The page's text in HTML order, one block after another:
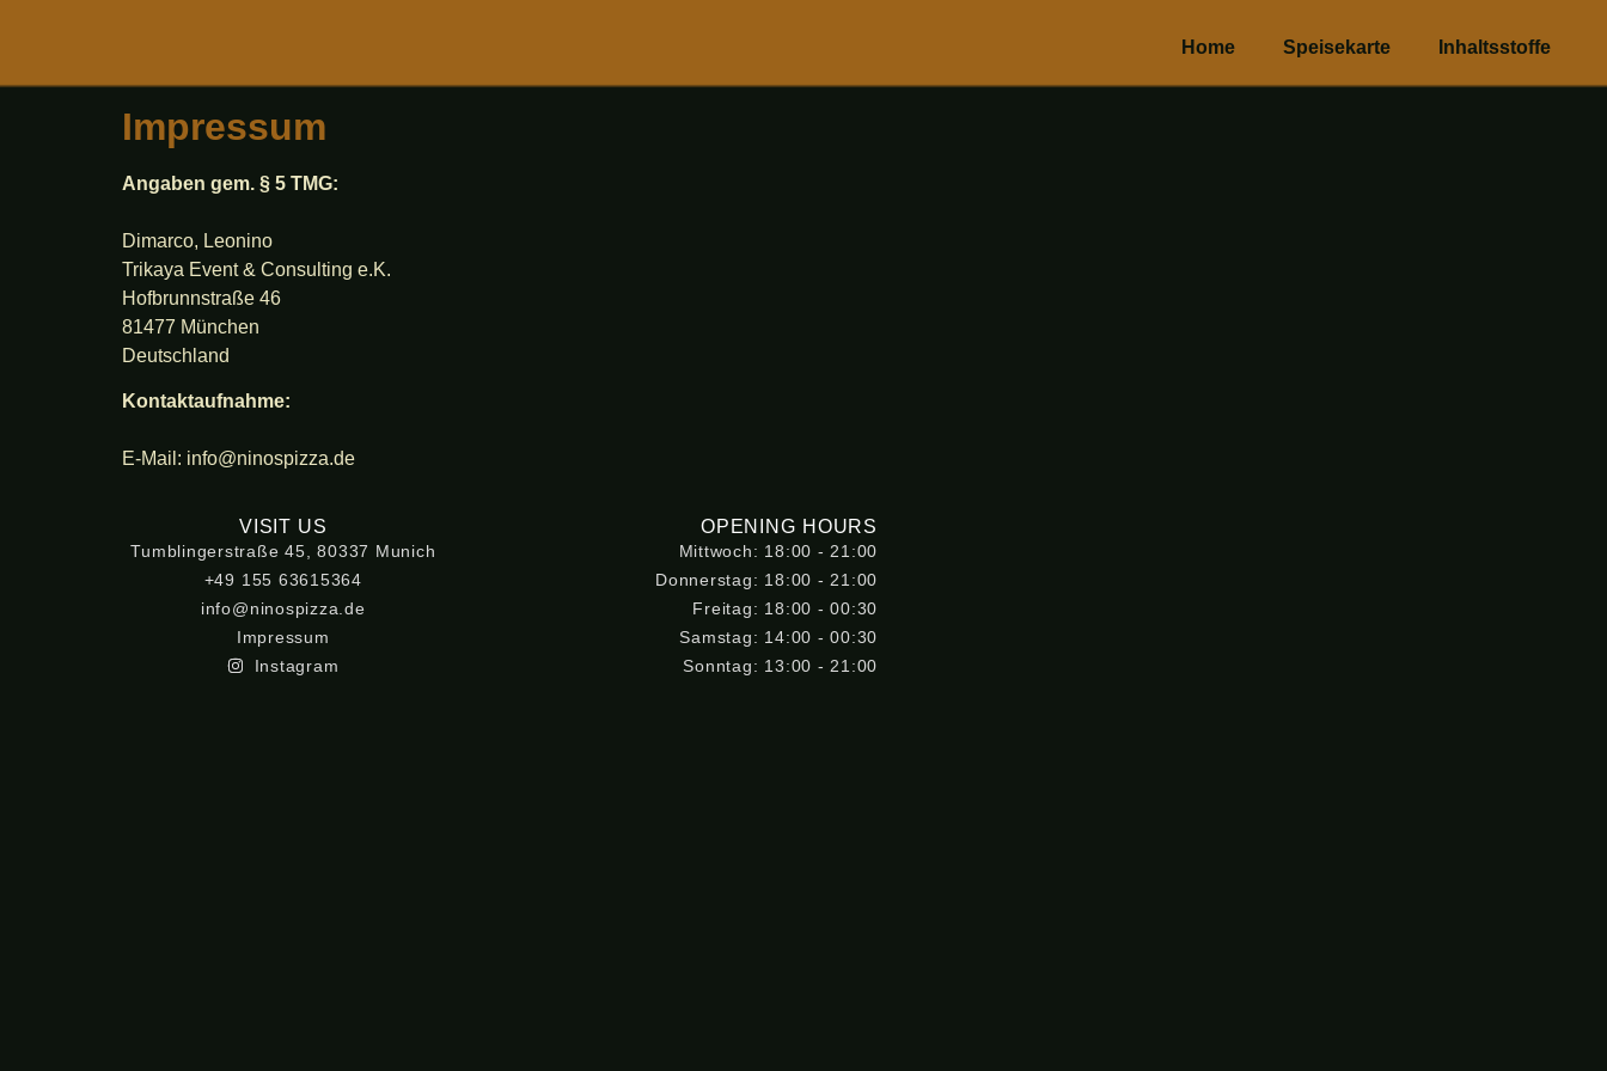
Home Speisekarte Inhaltsstoffe
Impressum
Angaben gem. § 5 TMG:
Dimarco, Leonino
Trikaya Event & Consulting e.K.
Hofbrunnstraße 46
81477 München
Deutschland
Kontaktaufnahme:
E-Mail: info@ninospizza.de
VISIT US
Tumblingerstraße 45, 80337 Munich
+49 155 63615364
info@ninospizza.de
Impressum
Instagram
OPENING HOURS
Mittwoch: 18:00 - 21:00
Donnerstag: 18:00 - 21:00
Freitag: 18:00 - 00:30
Samstag: 14:00 - 00:30
Sonntag: 13:00 - 21:00